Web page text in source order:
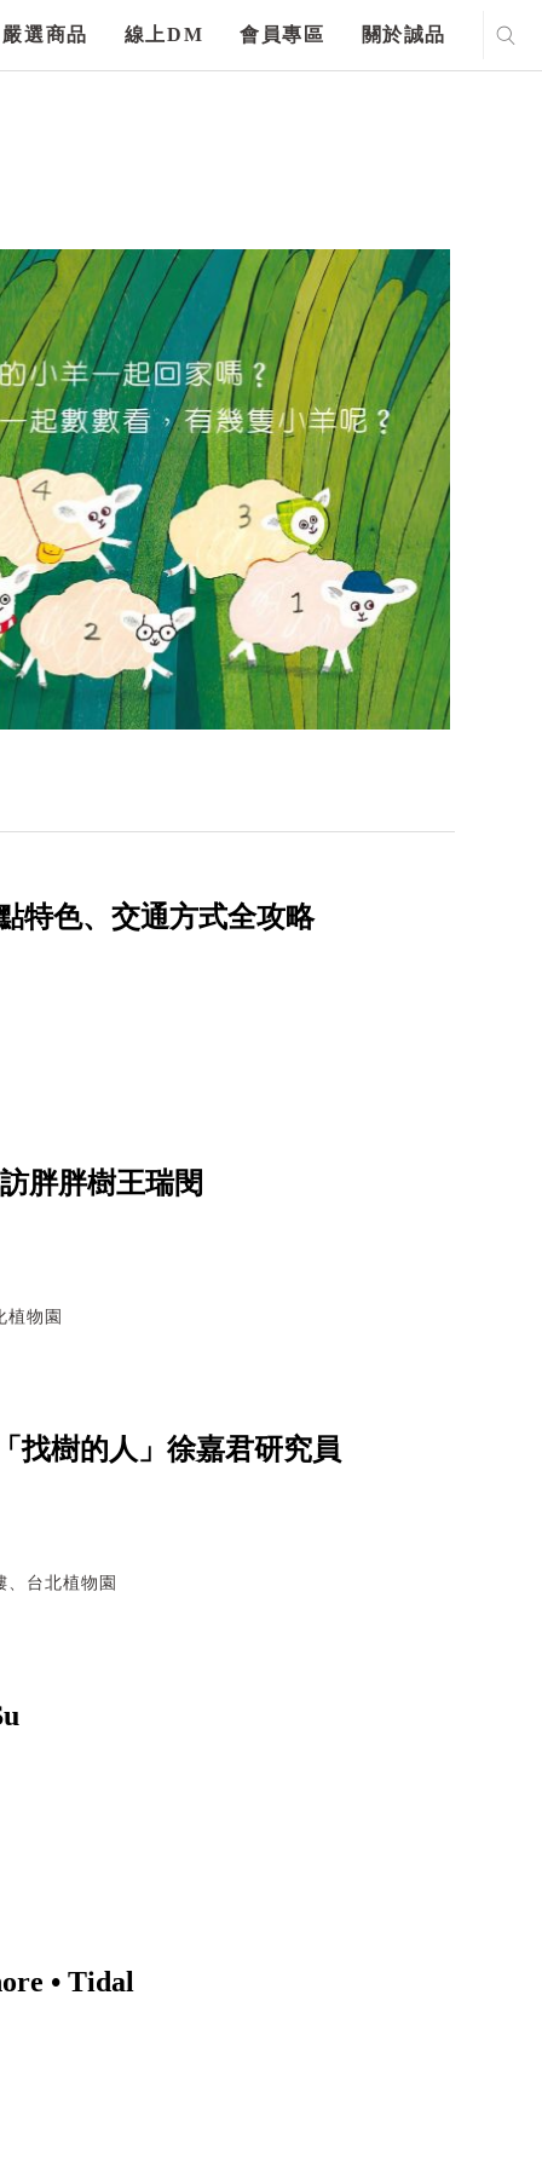
嚴選商品 線上DM 會員專區 關於誠品
特色、交通方式全攻略
胖胖樹王瑞閔
植物園
找樹的人」徐嘉君研究員
、台北植物園
• Tidal